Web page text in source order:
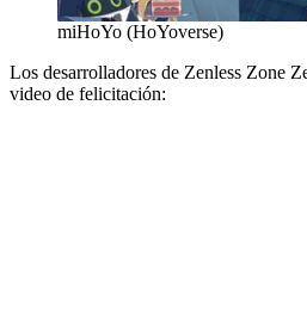
miHoYo (HoYoverse)
Los desarrolladores de Zenless Zone
video de felicitación: